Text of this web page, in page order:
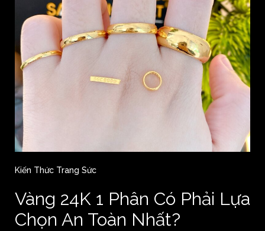
Kiến Thức Trang Sức
Vàng 24K 1 Phân Có Phải Lựa
Chọn An Toàn Nhất?